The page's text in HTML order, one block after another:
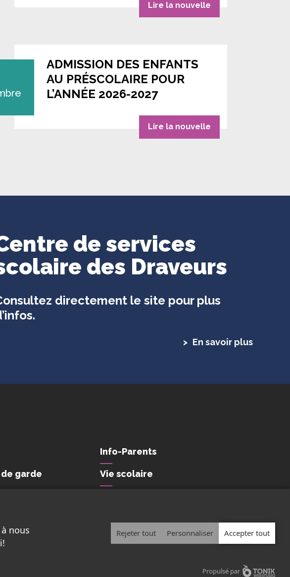
Lire la nouvelle
ADMISSION DES ENFANTS
AU PRÉSCOLAIRE POUR
L’ANNÉE 2026-2027
Lire la nouvelle
de services
des Draveurs
directement le site pour plus
En savoir plus
Info-Parents
garde Vie scolaire
renseignements personnels
nous
Rejeter tout Personnaliser Accepter tout
Propulsé par